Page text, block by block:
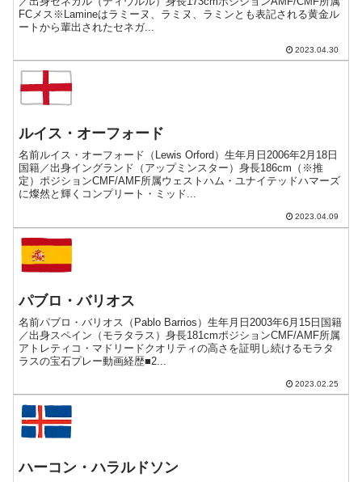
FCメス※Lamineはラミーヌ、ラミヌ、ラミンとも表記される黄金ル
ートから輩出されたセネガ...
2023.04.30
ルイス・オーフォード
名前ルイス・オーフォード（Lewis Orford）生年月日2006年2月18日
国籍／出身イングランド（アップミンスター）身長186cm（※推
定）ポジションCMF/AMF所属ウェストハム・ユナイテッドハマーズ
に燦然と輝くコンプリート・ミッド...
2023.04.09
パブロ・バリオス
名前パブロ・バリオス（Pablo Barrios）生年月日2003年6月15日国籍
／出身スペイン（モラタラス）身長181cmポジションCMF/AMF所属
アトレティコ・マドリードクオリティの高さを証明し続けるモラタ
ラスの宝石プレー動画経歴■2...
2023.02.25
ハーコン・ハラルドソン